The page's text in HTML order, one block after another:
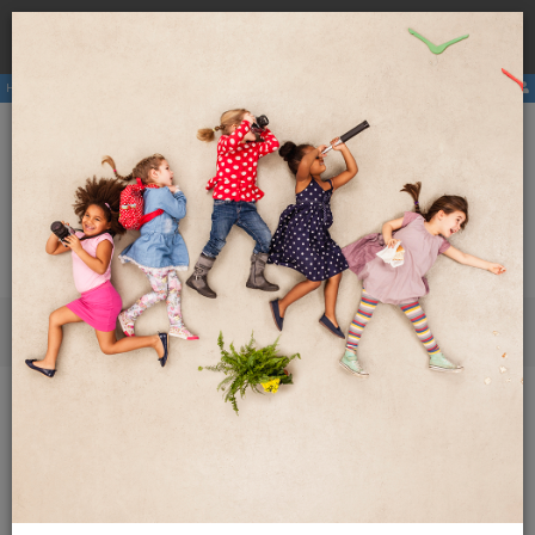
pri nas ter se izognite višji ceni zaradi
Hostli
Meni
Revija Globetrotter 2017
Januar 2017
Po jezeru bliz' Triglava
Po jezeru bliz' Triglava
Slovenijene bi ustavil v tem čudovitem